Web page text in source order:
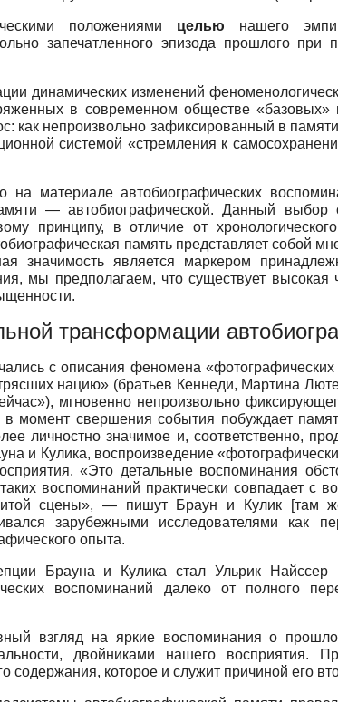
положениями целью нашего
запечатленного эпизода прошлого
динамических изменений
в современном обществе «базовых»
как непроизвольно зафиксированный в
системой «стремления к
материале автобиографических
— автобиографической. Данный выбор
принципу, в отличие от
память представляет собой
значимость является маркером
мы предполагаем, что существует высокая
трансформации
с описания феномена
нацию» (братьев Кеннеди, Мартина
мгновенно непроизвольно
момент свершения события побуждает
личностно значимое и, соответственно,
и Кулика, воспроизведение
«Это детальные воспоминания
воспоминаний практически совпадает с
сцены», — пишут Браун и Кулик [там
зарубежными исследователями как
опыта.
Брауна и Кулика стал Ульрик Найссер
воспоминаний далеко от полного
взгляд на яркие воспоминания о
двойниками нашего восприятия.
содержания, которое и служит причиной его